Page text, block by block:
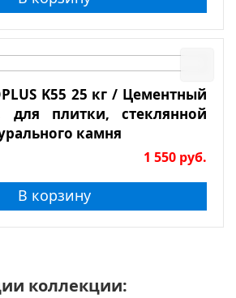
K55 25 кг / Цементный
плитки, стеклянной
камня
1 550 руб.
В корзину
коллекции: